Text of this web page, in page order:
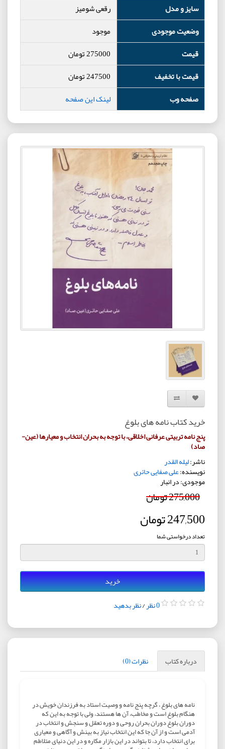
سایز و مدل
رقعی شومیز
وضعیت موجودی
موجود
قیمت
275000تومان
قیمت با تخفیف
247500تومان
صفحه وب
لینک این صفحه
افزودن به لیست دلخواه
مقایسه این محصول
خرید کتاب نامه های بلوغ
پنج نامه تربیتی عرفانی اخلاقی، با توجه به بحران انتخاب و معیارها (عین-
صاد)
ناشر:لیله القدر
نویسنده:علی صفایی حائری
موجودی: در انبار
275,000 تومان
247,500 تومان
تعداد درخواستی شما
خرید
0 نظر /نظر بدهید
درباره کتاب نظرات (0)
نامه های بلوغ ، گرچه پنج نامه و وصيت استاد به فرزندان خويش در
هنگام بلوغ است و مخاطب، آن ها هستند، ولی با توجه به اين که
دوران بلوغ دوران بحران روحی و دوره تعقل و سنجش و انتخاب در
آدمی است و از آن جا که اين انتخاب نياز به بينش و آگاهی و معياری
برای انتخاب دارد، تا بتواند در اين بازار مکاره و در اين دنيای متلاطم